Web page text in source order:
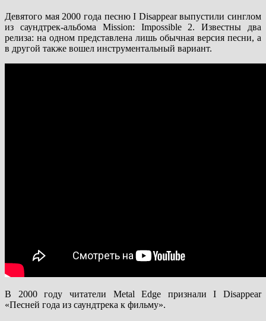
Девятого мая 2000 года песню I Disappear выпустили синглом
из саундтрек-альбома Mission: Impossible 2. Известны два
релиза: на одном представлена лишь обычная версия песни, а
в другой также вошел инструментальный вариант.
В 2000 году читатели Metal Edge признали I Disappear
«Песней года из саундтрека к фильму».